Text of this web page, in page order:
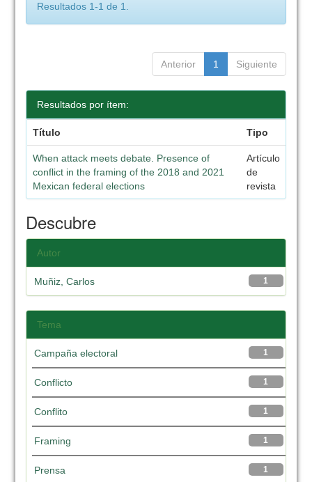
Resultados 1-1 de 1.
Anterior 1 Siguiente
Resultados por ítem:
Título Tipo
When attack meets debate. Presence of
conflict in the framing of the 2018 and 2021
Mexican federal elections
Artículo
de
revista
Descubre
Autor
1
Muñiz, Carlos
Tema
1
Campaña electoral
1
Conflicto
1
Conflito
1
Framing
1
Prensa